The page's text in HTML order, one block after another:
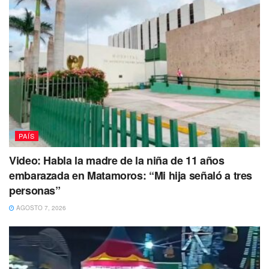
Ministerio Público en calidad de presentados, mientras se
continúa con las investigaciones.
Tags: bebé incendio muerte
PAÍS
Video: Habla la madre de la niña de 11 años
embarazada en Matamoros: “Mi hija señaló a tres
personas”
AGOSTO 7, 2026